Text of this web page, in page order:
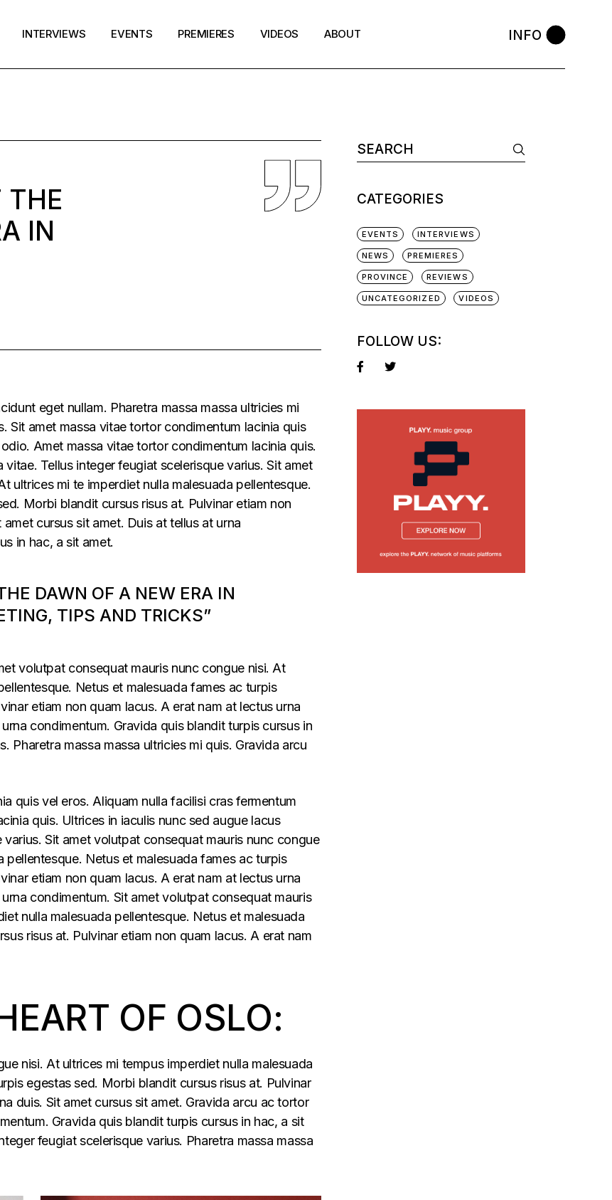
INTERVIEWS EVENTS PREMIERES VIDEOS ABOUT INFO
THE
IN
eget nullam. Pharetra massa massa ultricies mi
Sit amet massa vitae tortor condimentum lacinia quis
Amet massa vitae tortor condimentum lacinia quis.
Tellus integer feugiat scelerisque varius. Sit amet
ultrices mi te imperdiet nulla malesuada pellentesque.
Morbi blandit cursus risus at. Pulvinar etiam non
cursus sit amet. Duis at tellus at urna
in hac, a sit amet.
DAWN OF A NEW ERA IN
TIPS AND TRICKS”
volutpat consequat mauris nunc congue nisi. At
Netus et malesuada fames ac turpis
etiam non quam lacus. A erat nam at lectus urna
condimentum. Gravida quis blandit turpis cursus in
Pharetra massa massa ultricies mi quis. Gravida arcu
quis vel eros. Aliquam nulla facilisi cras fermentum
quis. Ultrices in iaculis nunc sed augue lacus
Sit amet volutpat consequat mauris nunc congue
pellentesque. Netus et malesuada fames ac turpis
etiam non quam lacus. A erat nam at lectus urna
condimentum. Sit amet volutpat consequat mauris
nulla malesuada pellentesque. Netus et malesuada
risus at. Pulvinar etiam non quam lacus. A erat nam
OF OSLO:
nisi. At ultrices mi tempus imperdiet nulla malesuada
egestas sed. Morbi blandit cursus risus at. Pulvinar
duis. Sit amet cursus sit amet. Gravida arcu ac tortor
Gravida quis blandit turpis cursus in hac, a sit
feugiat scelerisque varius. Pharetra massa massa
CATEGORIES
EVENTS INTERVIEWS
NEWS PREMIERES
PROVINCE REVIEWS
UNCATEGORIZED VIDEOS
FOLLOW US: